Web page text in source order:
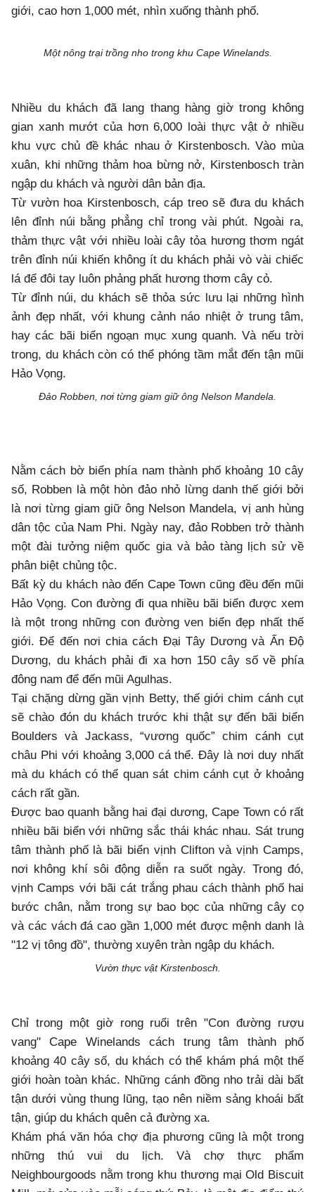
giới, cao hơn 1,000 mét, nhìn xuống thành phố.
Một nông trại trồng nho trong khu Cape Winelands.
Nhiều du khách đã lang thang hàng giờ trong không
gian xanh mướt của hơn 6,000 loài thực vật ở nhiều
khu vực chủ đề khác nhau ở Kirstenbosch. Vào mùa
xuân, khi những thảm hoa bừng nở, Kirstenbosch tràn
ngập du khách và người dân bản địa.
Từ vườn hoa Kirstenbosch, cáp treo sẽ đưa du khách
lên đỉnh núi bằng phẳng chỉ trong vài phút. Ngoài ra,
thảm thực vật với nhiều loài cây tỏa hương thơm ngát
trên đỉnh núi khiến không ít du khách phải vò vài chiếc
lá để đôi tay luôn phảng phất hương thơm cây cỏ.
Từ đỉnh núi, du khách sẽ thỏa sức lưu lại những hình
ảnh đẹp nhất, với khung cảnh náo nhiệt ở trung tâm,
hay các bãi biển ngoạn mục xung quanh. Và nếu trời
trong, du khách còn có thể phóng tầm mắt đến tận mũi
Hảo Vọng.
Đảo Robben, nơi từng giam giữ ông Nelson Mandela.
Nằm cách bờ biển phía nam thành phố khoảng 10 cây
số, Robben là một hòn đảo nhỏ lừng danh thế giới bởi
là nơi từng giam giữ ông Nelson Mandela, vị anh hùng
dân tộc của Nam Phi. Ngày nay, đảo Robben trở thành
một đài tưởng niệm quốc gia và bảo tàng lịch sử về
phân biệt chủng tộc.
Bất kỳ du khách nào đến Cape Town cũng đều đến mũi
Hảo Vọng. Con đường đi qua nhiều bãi biển được xem
là một trong những con đường ven biển đẹp nhất thế
giới. Để đến nơi chia cách Đại Tây Dương và Ấn Độ
Dương, du khách phải đi xa hơn 150 cây số về phía
đông nam để đến mũi Agulhas.
Tại chặng dừng gần vịnh Betty, thế giới chim cánh cụt
sẽ chào đón du khách trước khi thật sự đến bãi biển
Boulders và Jackass, “vương quốc” chim cánh cụt
châu Phi với khoảng 3,000 cá thể. Đây là nơi duy nhất
mà du khách có thể quan sát chim cánh cụt ở khoảng
cách rất gần.
Được bao quanh bằng hai đại dương, Cape Town có rất
nhiều bãi biển với những sắc thái khác nhau. Sát trung
tâm thành phố là bãi biển vịnh Clifton và vịnh Camps,
nơi không khí sôi động diễn ra suốt ngày. Trong đó,
vịnh Camps với bãi cát trắng phau cách thành phố hai
bước chân, nằm trong sự bao bọc của những cây cọ
và các vách đá cao gần 1,000 mét được mệnh danh là
"12 vị tông đồ", thường xuyên tràn ngập du khách.
Vườn thực vật Kirstenbosch.
Chỉ trong một giờ rong ruổi trên "Con đường rượu
vang" Cape Winelands cách trung tâm thành phố
khoảng 40 cây số, du khách có thể khám phá một thế
giới hoàn toàn khác. Những cánh đồng nho trải dài bất
tận dưới vùng thung lũng, tạo nên niềm sảng khoái bất
tận, giúp du khách quên cả đường xa.
Khám phá văn hóa chợ địa phương cũng là một trong
những thú vui du lịch. Và chợ thực phẩm
Neighbourgoods nằm trong khu thương mại Old Biscuit